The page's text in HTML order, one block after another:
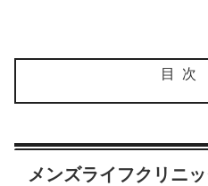
目次
メンズライフクリニ